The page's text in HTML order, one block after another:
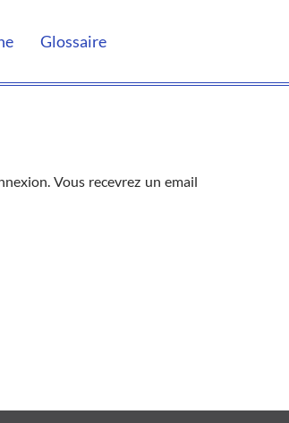
Glossaire
Vous recevrez un email